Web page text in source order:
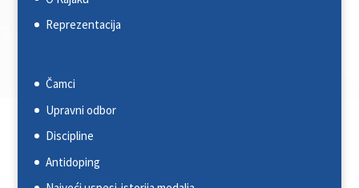
Reprezentacija
Čamci
Upravni odbor
Discipline
Antidoping